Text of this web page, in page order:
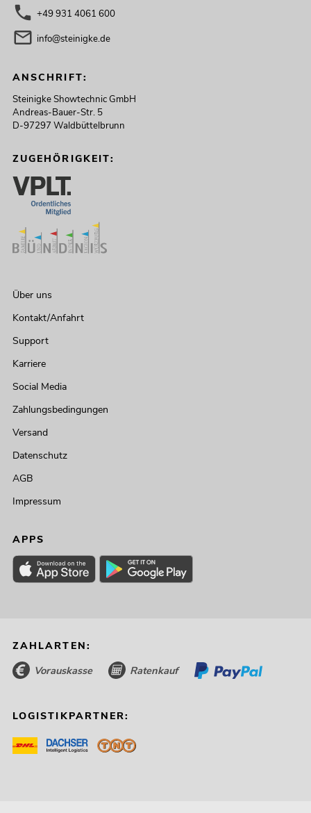
+49 931 4061 600
info@steinigke.de
ANSCHRIFT:
Steinigke Showtechnic GmbH
Andreas-Bauer-Str. 5
D-97297 Waldbüttelbrunn
ZUGEHÖRIGKEIT:
Über uns
Kontakt/Anfahrt
Support
Karriere
Social Media
Zahlungsbedingungen
Versand
Datenschutz
AGB
Impressum
APPS
ZAHLARTEN:
Vorauskasse Ratenkauf
LOGISTIKPARTNER: